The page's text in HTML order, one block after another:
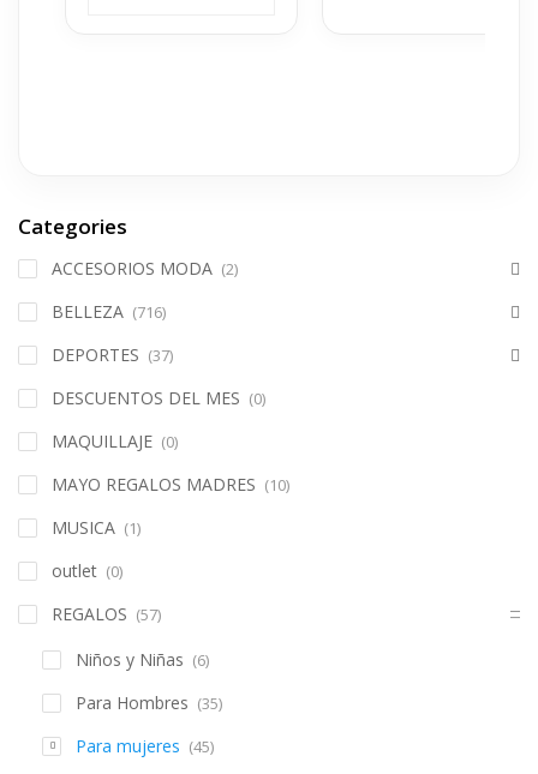
Categories
ACCESORIOS MODA (2)
BELLEZA (716)
DEPORTES (37)
DESCUENTOS DEL MES (0)
MAQUILLAJE (0)
MAYO REGALOS MADRES (10)
MUSICA (1)
outlet (0)
REGALOS (57)
Niños y Niñas (6)
Para Hombres (35)
Para mujeres (45)